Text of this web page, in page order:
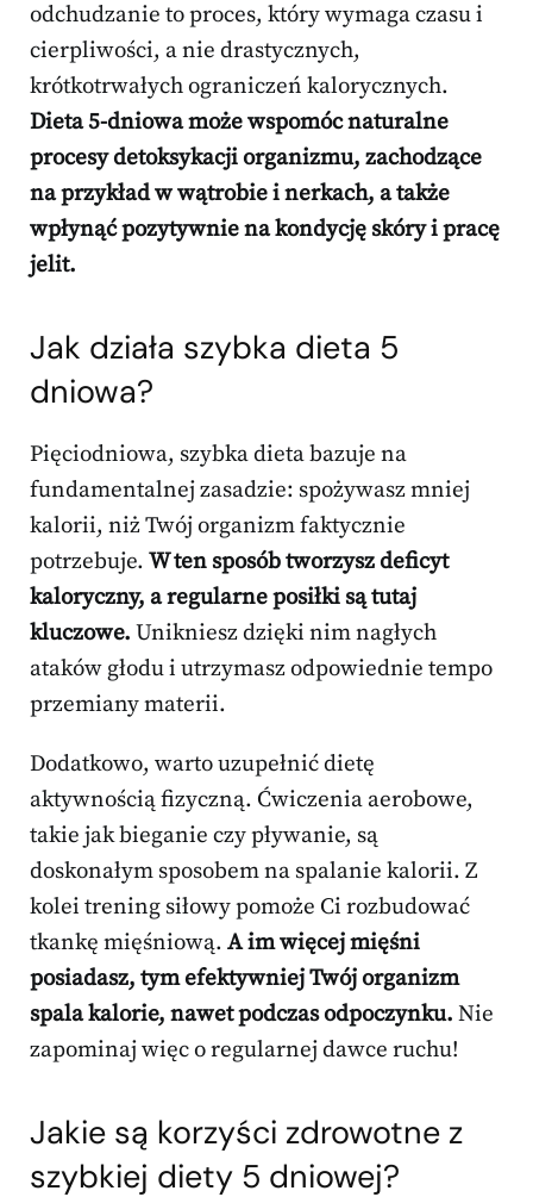
odchudzanie to proces, który wymaga czasu i
cierpliwości, a nie drastycznych,
krótkotrwałych ograniczeń kalorycznych.
Dieta 5-dniowa może wspomóc naturalne
procesy detoksykacji organizmu, zachodzące
na przykład w wątrobie i nerkach, a także
wpłynąć pozytywnie na kondycję skóry i pracę
jelit.
Jak działa szybka dieta 5
dniowa?
Pięciodniowa, szybka dieta bazuje na
fundamentalnej zasadzie: spożywasz mniej
kalorii, niż Twój organizm faktycznie
potrzebuje. W ten sposób tworzysz deficyt
kaloryczny, a regularne posiłki są tutaj
kluczowe. Unikniesz dzięki nim nagłych
ataków głodu i utrzymasz odpowiednie tempo
przemiany materii.
Dodatkowo, warto uzupełnić dietę
aktywnością fizyczną. Ćwiczenia aerobowe,
takie jak bieganie czy pływanie, są
doskonałym sposobem na spalanie kalorii. Z
kolei trening siłowy pomoże Ci rozbudować
tkankę mięśniową. A im więcej mięśni
posiadasz, tym efektywniej Twój organizm
spala kalorie, nawet podczas odpoczynku. Nie
zapominaj więc o regularnej dawce ruchu!
Jakie są korzyści zdrowotne z
szybkiej diety 5 dniowej?